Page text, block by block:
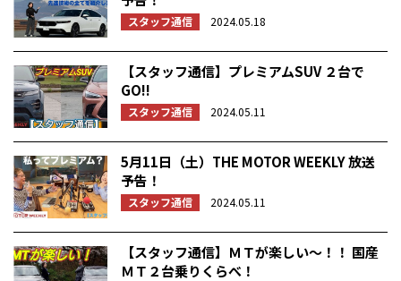
スタッフ通信 2024.05.18
【スタッフ通信】プレミアムSUV ２台で
GO!!
スタッフ通信 2024.05.11
5月11日（土）THE MOTOR WEEKLY 放送
予告！
スタッフ通信 2024.05.11
【スタッフ通信】ＭＴが楽しい～！！ 国産
ＭＴ２台乗りくらべ！